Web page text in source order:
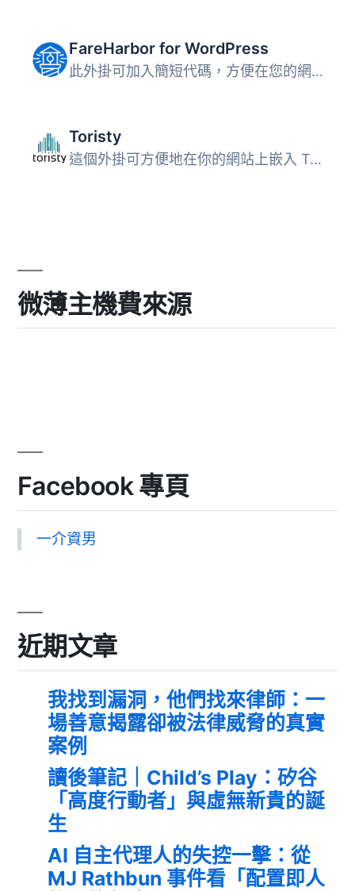
FareHarbor for WordPress
此外掛可加入簡短代碼，方便在您的網站上嵌入 FareHarbor 預...
Toristy
這個外掛可方便地在你的網站上嵌入 Toristy 預訂日曆和按鈕。...
微薄主機費來源
Facebook 專頁
一介資男
近期文章
我找到漏洞，他們找來律師：一
場善意揭露卻被法律威脅的真實
案例
讀後筆記｜Child’s Play：矽谷
「高度行動者」與虛無新貴的誕
生
AI 自主代理人的失控一擊：從
MJ Rathbun 事件看「配置即人